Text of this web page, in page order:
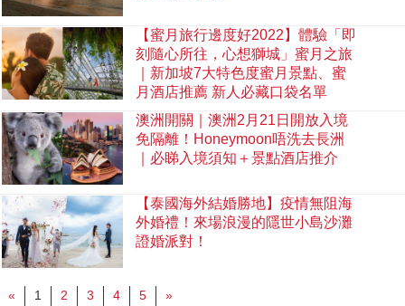
【蜜月旅行邊度好2022】體驗「即
刻隨心所往，心想獅城」蜜月之旅
｜新加坡7大特色度蜜月景點、蜜
月酒店推薦 新人必藏口袋名單
澳洲開關｜澳洲2月21日開放入境
免隔離！Honeymoon唔洗去長洲
｜必睇入境須知＋景點酒店推介
【泰國海外結婚勝地】疫情無阻海
外婚禮！來場浪漫的隱世小島沙灘
證婚派對！
« 1 2 3 4 5 »